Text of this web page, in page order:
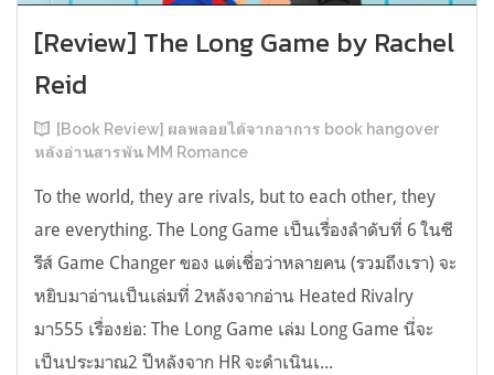
[Review] The Long Game by Rachel
Reid
[Book Review] ผลพลอยได้จากอาการ book hangover
หลังอ่านสารพัน MM Romance
To the world, they are rivals, but to each other, they
are everything. The Long Game เป็นเรื่องลำดับที่ 6 ในซี
รีส์ Game Changer ของ แต่เชื่อว่าหลายคน (รวมถึงเรา) จะ
หยิบมาอ่านเป็นเล่มที่ 2หลังจากอ่าน Heated Rivalry
มา555 เรื่องย่อ: The Long Game เล่ม Long Game นี่จะ
เป็นประมาณ2 ปีหลังจาก HR จะดำเนินเ...